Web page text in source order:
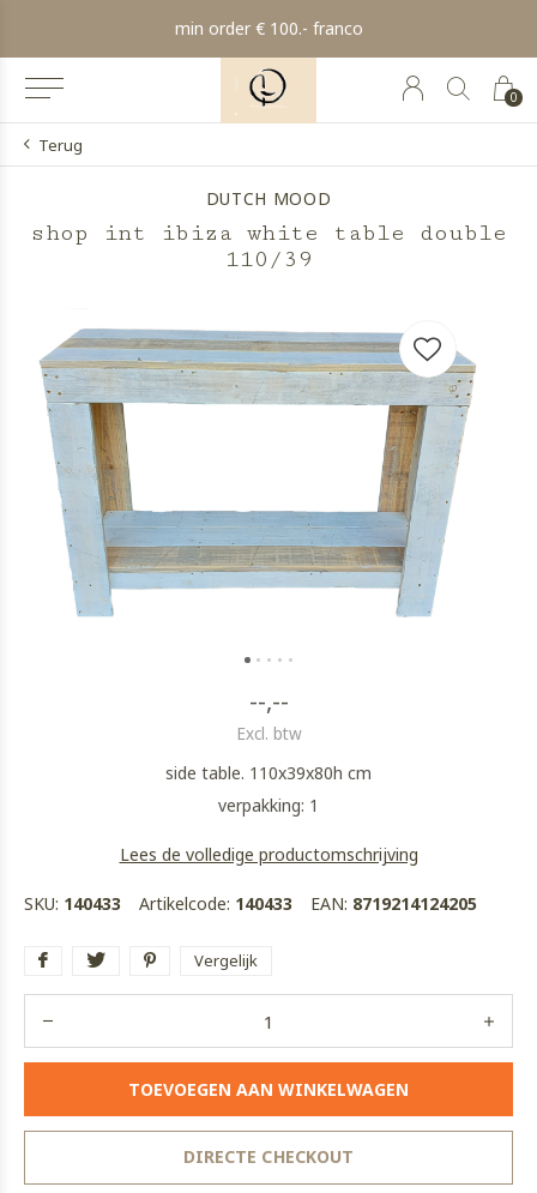
0
min order € 100.- franco
Terug
DUTCH MOOD
shop int ibiza white table double
110/39
--,--
Excl. btw
side table. 110x39x80h cm
verpakking: 1
Lees de volledige productomschrijving
SKU: 140433 Artikelcode: 140433 EAN: 8719214124205
Vergelijk
TOEVOEGEN AAN WINKELWAGEN
DIRECTE CHECKOUT